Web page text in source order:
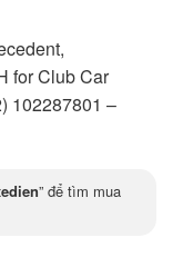
for Club Car
102287801 –
” để tìm mua